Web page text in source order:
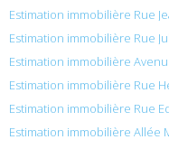
Estimation immobilière Rue
Estimation immobilière Rue
Estimation immobilière
Estimation immobilière Rue
Estimation immobilière Rue
Estimation immobilière Allée